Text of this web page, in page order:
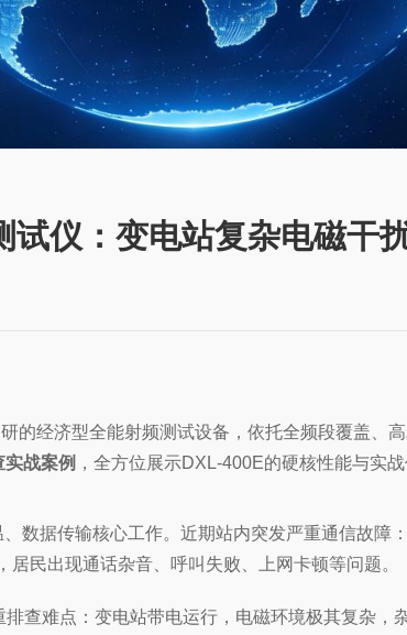
仪：变电站复杂电磁干
的经济型全能射频测试设备，依托全频段覆盖、
战案例 ，全方位展示DXL-400E的硬核性能与实战
数据传输核心工作。近期站内突发严重通信故障
民出现通话杂音、呼叫失败、上网卡顿等问题。
查难点：变电站带电运行，电磁环境极其复杂